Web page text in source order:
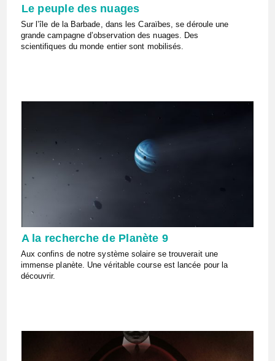
Le peuple des nuages
Sur l’île de la Barbade, dans les Caraïbes, se déroule une
grande campagne d’observation des nuages. Des
scientifiques du monde entier sont mobilisés.
A la recherche de Planète 9
Aux confins de notre système solaire se trouverait une
immense planète. Une véritable course est lancée pour la
découvrir.